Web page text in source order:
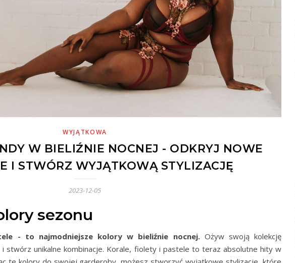
WYJĄTKOWA
W BIELIŹNIE NOCNEJ - ODKRYJ NOWE
I STWÓRZ WYJĄTKOWĄ STYLIZACJĘ
2023-12-05
sezonu
- to najmodniejsze kolory w bieliźnie nocnej.Ożyw swoją kolekcję
stwórz unikalne kombinacje. Korale, fiolety i pastele to teraz absolutne hity w